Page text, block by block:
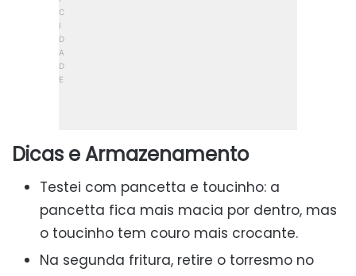
Dicas e Armazenamento
Testei com pancetta e toucinho: a
pancetta fica mais macia por dentro, mas
o toucinho tem couro mais crocante.
Na segunda fritura, retire o torresmo no